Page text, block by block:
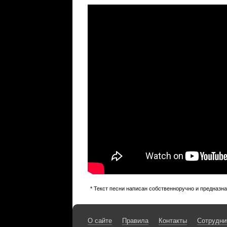
* Текст песни написан собственноручно и
О сайте Правила Контакты